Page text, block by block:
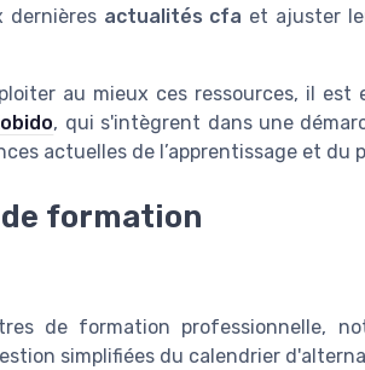
dernières actualités cfa et ajuster
au mieux ces ressources, il est
, qui s'intègrent dans une
actuelles de l’apprentissage et du
formation
de formation professionnelle,
simplifiées du calendrier